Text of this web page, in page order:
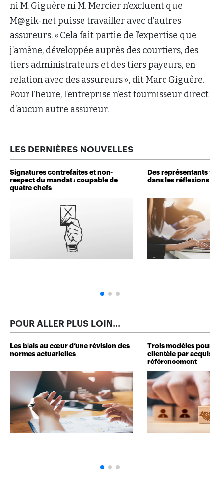
ni M. Giguère ni M. Mercier n’excluent que
M@gik-net puisse travailler avec d’autres
assureurs. « Cela fait partie de l’expertise que
j’amène, développée auprès des courtiers, des
tiers administrateurs et des tiers payeurs, en
relation avec des assureurs », dit Marc Giguère.
Pour l’heure, l’entreprise n’est fournisseur direct
d’aucun autre assureur.
LES DERNIÈRES NOUVELLES
Signatures contrefaites et non-
respect du mandat : coupable de
quatre chefs
Des représentants
dans les réflexions de
POUR ALLER PLUS LOIN...
Les biais au cœur d’une révision des
normes actuarielles
Trois modèles pour
clientèle par
référencement